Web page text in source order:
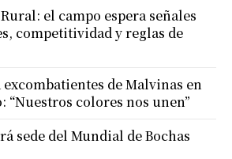
el campo espera señales
competitividad y reglas de
de Malvinas en
“Nuestros colores nos unen”
sede del Mundial de Bochas